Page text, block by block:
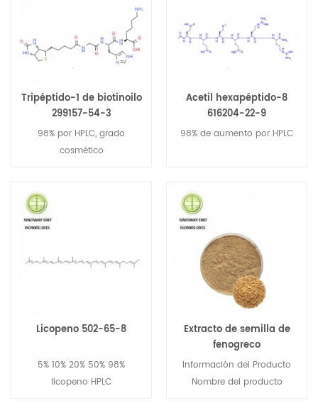
Tripéptido-1 de biotinoilo
299157-54-3
98% por HPLC, grado
cosmético
Acetil hexapéptido-8
616204-22-9
98% de aumento por HPLC
Licopeno 502-65-8
5% 10% 20% 50% 98%
licopeno HPLC
Extracto de semilla de
fenogreco
Información del Producto
Nombre del producto